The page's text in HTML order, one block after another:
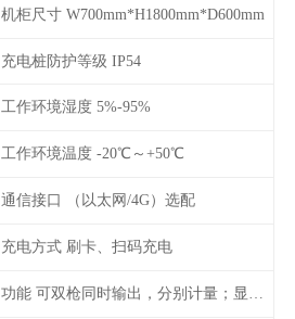
机柜尺寸 W700mm*H1800mm*D600mm
充电桩防护等级 IP54
工作环境湿度 5%-95%
工作环境温度 -20℃～+50℃
通信接口 （以太网/4G）选配
充电方式 刷卡、扫码充电